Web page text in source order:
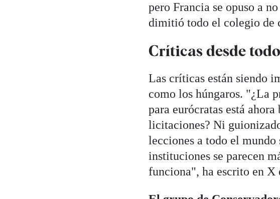
pero Francia se opuso a
dimitió todo el colegio de
Críticas desde
Las críticas están siendo
como los húngaros. "¿La
para eurócratas está
licitaciones? Ni
lecciones a todo el mundo
instituciones se parecen
funciona", ha escrito en